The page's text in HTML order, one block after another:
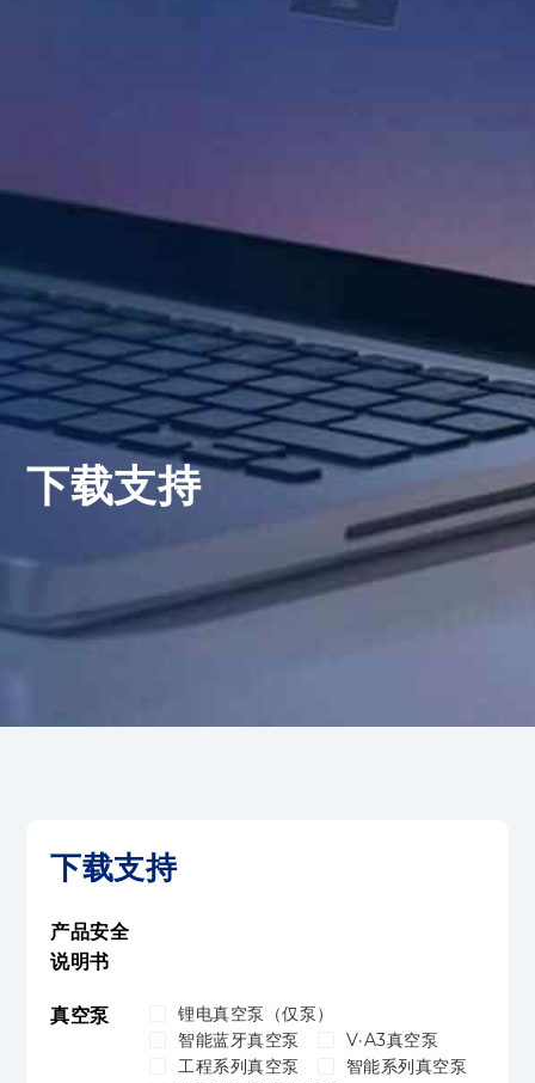
下载支持
下载支持
产品安全
说明书
真空泵
锂电真空泵（仅泵）
智能蓝牙真空泵
V·A3真空泵
工程系列真空泵
智能系列真空泵